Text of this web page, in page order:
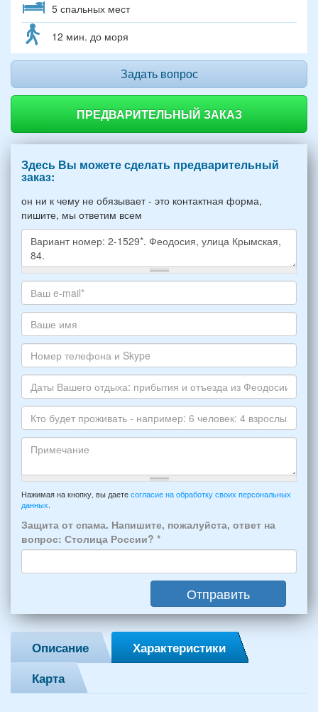
5 спальных мест
12 мин. до моря
Задать вопрос
ПРЕДВАРИТЕЛЬНЫЙ ЗАКАЗ
Здесь Вы можете сделать предварительный
заказ:
он ни к чему не обязывает - это контактная форма,
пишите, мы ответим всем
Какое
жилье
хотите
снять,
укажите
пожалуйста
НОМЕР
варианта:
*
Ваш
адрес
электронной
почты
*
Ваше
имя
Номер
телефона
и
Skype
Даты
Вашего
отдыха:
прибытия
отъезда
из
Феодосии:
*
Кто
будет
-
например:
6
человек:
4
взрослых
и
2
детей
(возраст
и
Примечание
Нажимая на кнопку, вы даете согласие на обработку своих персональных
данных
Защита от спама. Напишите, пожалуйста, ответ на
вопрос: Столица России? *
Отправить
Описание
Характеристики
Карта